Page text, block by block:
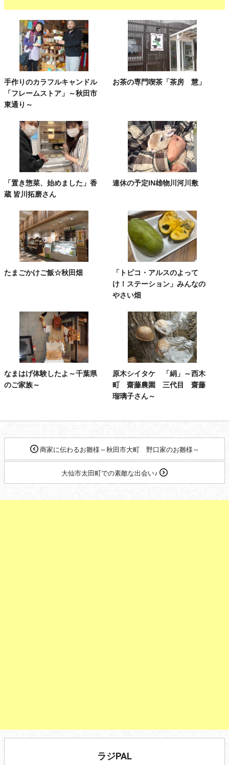
手作りのカラフルキャンドル
「フレームストア」～秋田市
東通り～
お茶の専門喫茶「茶房 慧」
「置き惣菜、始めました」香
蔵 皆川拓磨さん
連休の予定IN雄物川河川敷
たまごかけご飯☆秋田畑
「トピコ・アルスのよって
け！ステーション」みんなの
やさい畑
なまはげ体験したよ～千葉県
のご家族～
原木シイタケ 「絹」～西木
町 齋藤農園 三代目 齋藤
瑠璃子さん～
商家に伝わるお雛様～秋田市大町 野口家のお雛様～
大仙市太田町での素敵な出会い♪
ラジPAL